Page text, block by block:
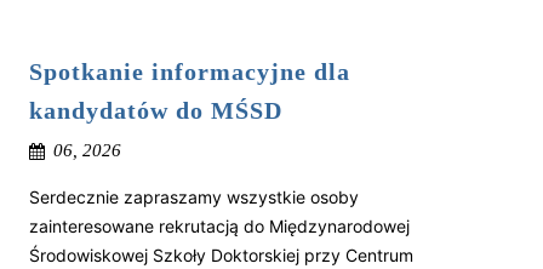
Spotkanie informacyjne dla
kandydatów do MŚSD
06, 2026
Serdecznie zapraszamy wszystkie osoby
zainteresowane rekrutacją do Międzynarodowej
Środowiskowej Szkoły Doktorskiej przy Centrum